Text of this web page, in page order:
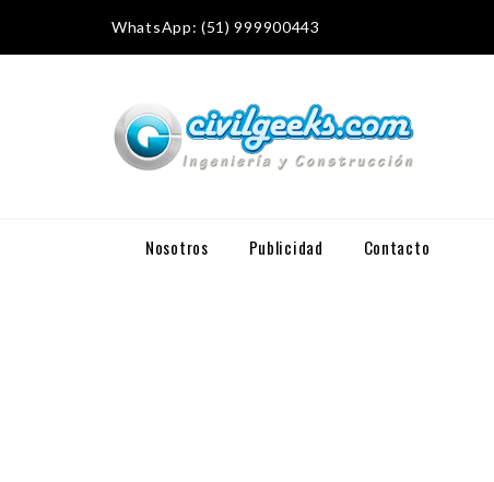
WhatsApp: (51) 999900443
Nosotros Publicidad Contacto